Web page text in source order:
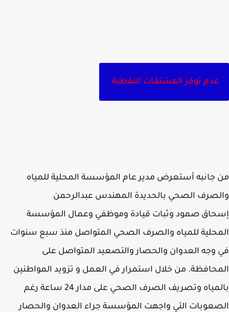
عدم توفر المشتقات النفطية.
جانبه أستعرض مدير عام المؤسسة المحلية للمياه
الصحي بالحديدة المهندس عبدالرحمن
صمود وثبات قيادة وموظفي وعمال المؤسسة
للمياه والصرف الصحي المتواصل منذ سبع سنوات
وجه العدوان والحصار والتصعيد المتواصل على
من خلال استمرار في العمل و تزويد المواطنين
بالمياه وتصريف الصرف الصحي على مدار 24 ساعة رغم
التي واجهت المؤسسة جراء العدوان والحصار